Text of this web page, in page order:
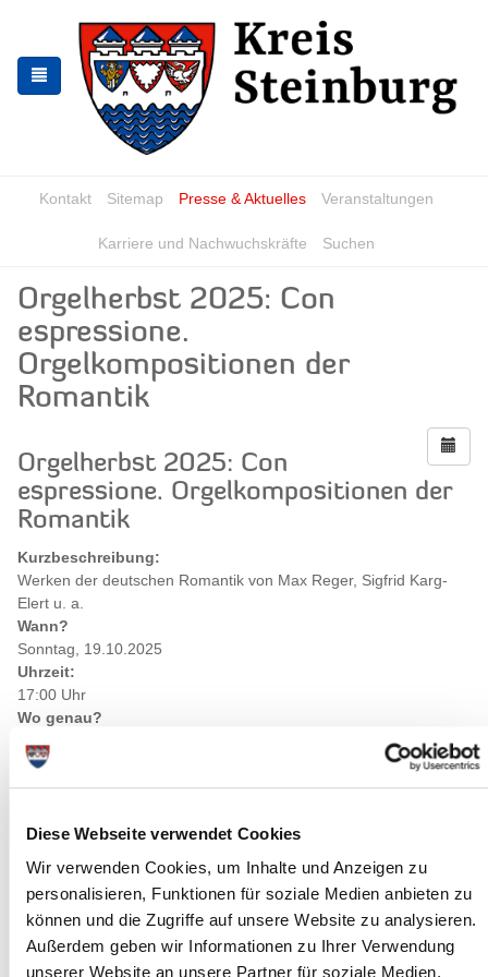
Diese Webseite verwendet Cookies
Wir verwenden Cookies, um Inhalte und Anzeigen zu
personalisieren, Funktionen für soziale Medien anbieten zu
können und die Zugriffe auf unsere Website zu analysieren.
Außerdem geben wir Informationen zu Ihrer Verwendung
unserer Website an unsere Partner für soziale Medien,
springen
springen
Kontakt Sitemap Presse & Aktuelles Veranstaltungen
Karriere und Nachwuchskräfte Suchen
Orgelherbst 2025: Con
espressione.
Orgelkompositionen der
Romantik
Orgelherbst 2025: Con
espressione. Orgelkompositionen der
Romantik
Kurzbeschreibung:
Werken der deutschen Romantik von Max Reger, Sigfrid Karg-
Elert u. a.
Wann?
Sonntag, 19.10.2025
Uhrzeit:
17:00 Uhr
Wo genau?
Lutherkirche Lägerdorf, Stiftstraße 21 ,Lägerdorf
Kategorie:
Kirchenmusik